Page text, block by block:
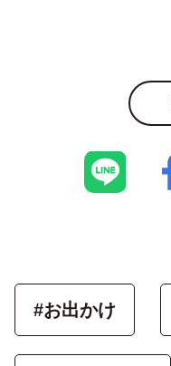
#お出かけ